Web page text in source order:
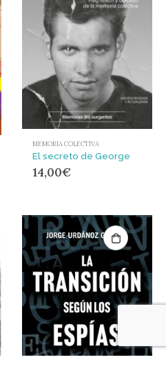
MEMORIA COLECTIVA
El secreto de George
14,00€